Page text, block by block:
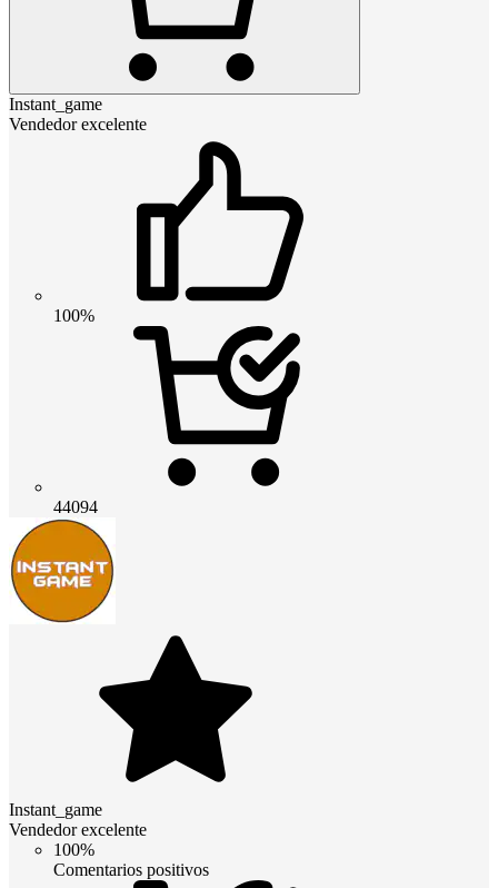
Instant_game
Vendedor excelente
100%
44094
Instant_game
Vendedor excelente
100%
Comentarios positivos